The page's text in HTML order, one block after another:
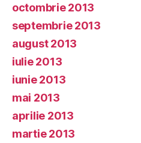
octombrie 2013
septembrie 2013
august 2013
iulie 2013
iunie 2013
mai 2013
aprilie 2013
martie 2013